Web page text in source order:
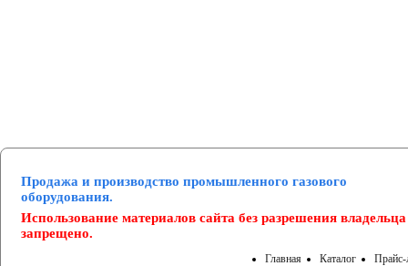
Продажа и производство промышленного газового
оборудования.
Использование материалов сайта без разрешения владельца
запрещено.
Главная Каталог Прайс-